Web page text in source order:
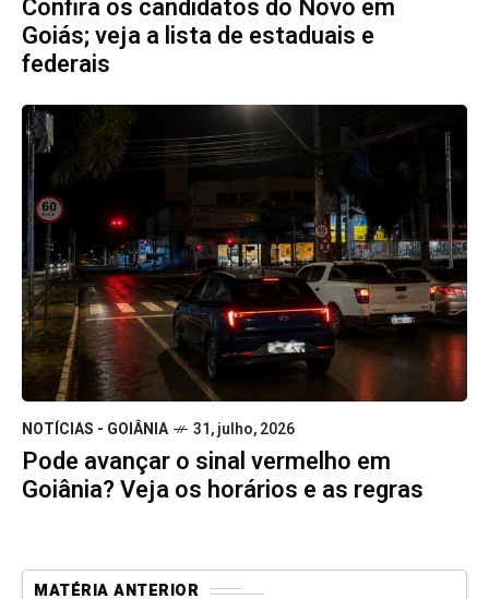
Confira os candidatos do Novo em
Goiás; veja a lista de estaduais e
federais
NOTÍCIAS - GOIÂNIA 31, julho, 2026
Pode avançar o sinal vermelho em
Goiânia? Veja os horários e as regras
MATÉRIA ANTERIOR